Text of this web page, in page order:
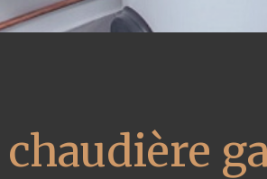
chaudière